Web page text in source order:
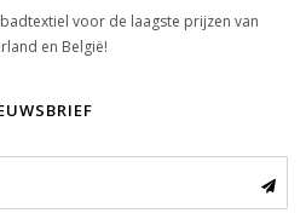
voor de laagste prijzen van
en België!